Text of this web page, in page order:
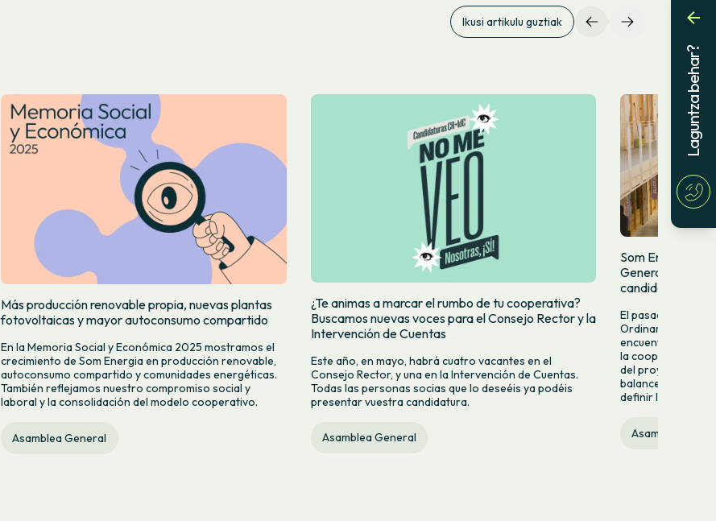
Ikusi artikulu guztiak
Más producción renovable propia, nuevas plantas
fotovoltaicas y mayor autoconsumo compartido
En la Memoria Social y Económica 2025 mostramos el
crecimiento de Som Energia en producción renovable,
autoconsumo compartido y comunidades energéticas.
También reflejamos nuestro compromiso social y
laboral y la consolidación del modelo cooperativo.
Asamblea General
¿Te animas a marcar el rumbo de tu cooperativa?
Buscamos nuevas voces para el Consejo Rector y la
Intervención de Cuentas
Este año, en mayo, habrá cuatro vacantes en el
Consejo Rector, y una en la Intervención de Cuentas.
Todas las personas socias que lo deseéis ya podéis
presentar vuestra candidatura.
Asamblea General
Som Energia
General en
candidaturas al
El pasado 31 de
Ordinaria de Som
encuentro y toma
la cooperativa
del proyecto
balance del
definir las
Asamblea
Laguntza behar?